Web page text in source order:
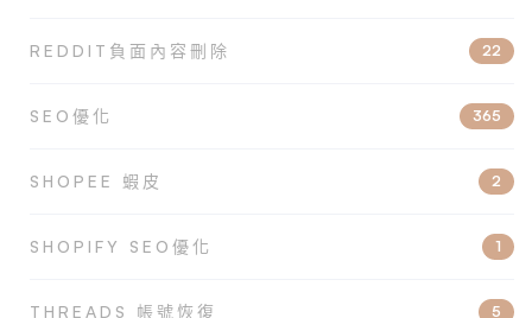
REDDIT負面內容刪除 22
SEO優化 365
SHOPEE 蝦皮 2
SHOPIFY SEO優化 1
THREADS 帳號恢復 5